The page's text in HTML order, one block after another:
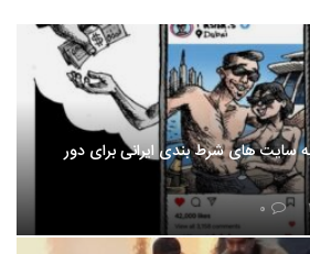
سایت های شرط بندی ایرانی برای دور
۰